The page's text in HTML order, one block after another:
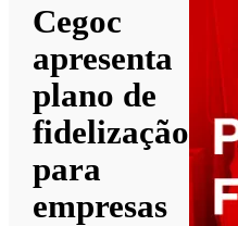
Cegoc
apresenta
plano de
fidelização
para
empresas